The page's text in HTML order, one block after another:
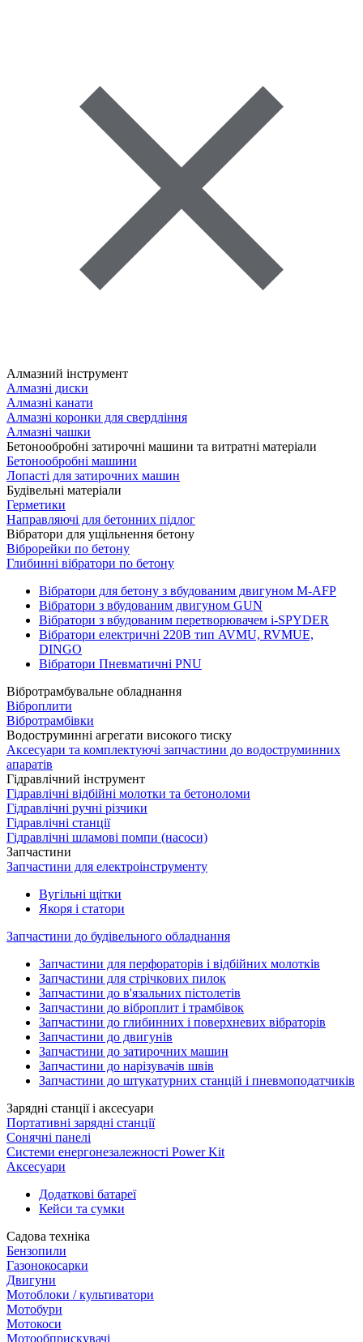
Алмазний інструмент
Алмазні диски
Алмазні канати
Алмазні коронки для свердління
Алмазні чашки
Бетонообробні затирочні машини та витратні матеріали
Бетонообробні машини
Лопасті для затирочних машин
Будівельні матеріали
Герметики
Направляючі для бетонних підлог
Вібратори для ущільнення бетону
Віброрейки по бетону
Глибинні вібратори по бетону
Вібратори для бетону з вбудованим двигуном M-AFP
Вібратори з вбудованим двигуном GUN
Вібратори з вбудованим перетворювачем i-SPYDER
Вібратори електричні 220B тип AVMU, RVMUE,
DINGO
Вібратори Пневматичні PNU
Вібротрамбувальне обладнання
Віброплити
Вібротрамбівки
Водоструминні агрегати високого тиску
Аксесуари та комплектуючі запчастини до водоструминних
апаратів
Гідравлічний інструмент
Гідравлічні відбійні молотки та бетоноломи
Гідравлічні ручні різчики
Гідравлічні станції
Гідравлічні шламові помпи (насоси)
Запчастини
Запчастини для електроінструменту
Вугільні щітки
Якоря і статори
Запчастини до будівельного обладнання
Запчастини для перфораторів і відбійних молотків
Запчастини для стрічкових пилок
Запчастини до в'язальних пістолетів
Запчастини до віброплит і трамбівок
Запчастини до глибинних і поверхневих вібраторів
Запчастини до двигунів
Запчастини до затирочних машин
Запчастини до нарізувачів швів
Запчастини до штукатурних станцій і пневмоподатчиків
Зарядні станції і аксесуари
Портативні зарядні станції
Сонячні панелі
Системи енергонезалежності Power Kit
Аксесуари
Додаткові батареї
Кейси та сумки
Садова техніка
Бензопили
Газонокосарки
Двигуни
Мотоблоки / культиватори
Мотобури
Мотокоси
Мотообприскувачі